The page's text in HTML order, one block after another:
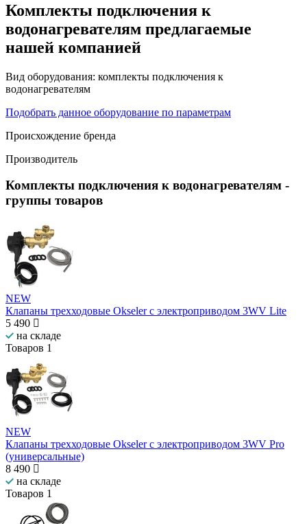
Комплекты подключения к
водонагревателям предлагаемые
нашей компанией
Вид оборудования: комплекты подключения к
водонагревателям
Подобрать данное оборудование по параметрам
Происхождение бренда
Производитель
Комплекты подключения к водонагревателям -
группы товаров
NEW
Клапаны трехходовые Okseler с электроприводом 3WV Lite
5 490
на складе
Товаров 1
NEW
Клапаны трехходовые Okseler с электроприводом 3WV Pro
(универсальные)
8 490
на складе
Товаров 1